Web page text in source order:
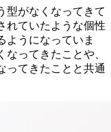
がなくなってきて
れていたような個性
ようになっていま
ってきたことや、
ってきたことと共通